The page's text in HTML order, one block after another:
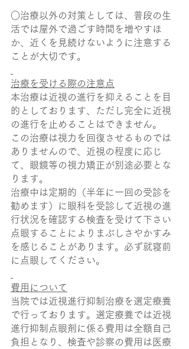
○治療以外の対策としては、普段の生
活では屋外で過ごす時間を増やすほ
か、近くを見続けないように注意する
ことが大切です。
治療を受ける際の注意点
本治療は近視の進行を抑えることを目
的としております、ただし完全に近視
の進行を止めることはできません。
この治療は視力を回復させるものでは
ありませんので、近視の程度に応じ
て、眼鏡等の視力矯正が別途必要とな
ります。
治療中は定期的（半年に一回の受診を
勧めます）に眼科を受診して近視の進
行状況を確認する検査を受けて下さい
点眼することによりまぶしさやかすみ
を感じることがあります。必ず就寝前
に点眼してください。
費用について
当院では近視進行抑制治療を選定療養
で行っております。選定療養では近視
進行抑制点眼剤に係る費用は全額自己
負担となり、検査や診察の費用は医療